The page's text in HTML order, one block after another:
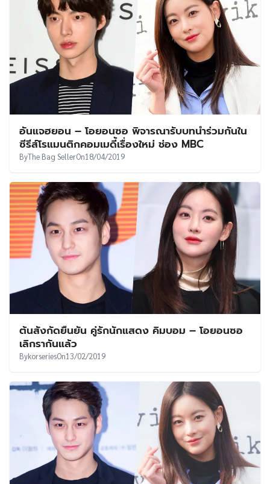
อันแจฮยอน – โอยอนซอ พิจารณารับบทนำร่วมกันใน
ซีรีส์โรแมนติกคอมเมดี้เรื่องใหม่ ช่อง MBC
ByThe Bag SellerOn18/04/2019
ต้นสังกัดยืนยัน คู่รักนักแสดง คิมบอม – โอยอนซอ
เลิกรากันแล้ว
BykorseriesOn13/02/2019